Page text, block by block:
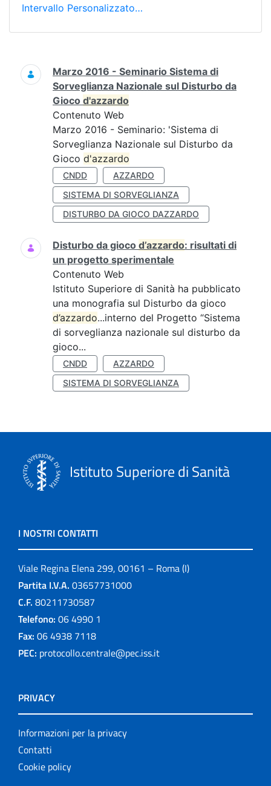
Intervallo Personalizzato…
Ricerca
Marzo 2016 - Seminario Sistema di
Sorveglianza Nazionale sul Disturbo da
Gioco d'azzardo
Contenuto Web
Marzo 2016 - Seminario: 'Sistema di
Sorveglianza Nazionale sul Disturbo da
Gioco d'azzardo
CNDD
AZZARDO
SISTEMA DI SORVEGLIANZA
DISTURBO DA GIOCO DAZZARDO
Disturbo da gioco d’azzardo: risultati di
un progetto sperimentale
Contenuto Web
Istituto Superiore di Sanità ha pubblicato
una monografia sul Disturbo da gioco
d’azzardo...interno del Progetto “Sistema
di sorveglianza nazionale sul disturbo da
gioco...
CNDD
AZZARDO
SISTEMA DI SORVEGLIANZA
Istituto Superiore di Sanità
I NOSTRI CONTATTI
Viale Regina Elena 299, 00161 – Roma (I)
Partita I.V.A. 03657731000
C.F. 80211730587
Telefono: 06 4990 1
Fax: 06 4938 7118
PEC: protocollo.centrale@pec.iss.it
PRIVACY
Informazioni per la privacy
Contatti
Cookie policy